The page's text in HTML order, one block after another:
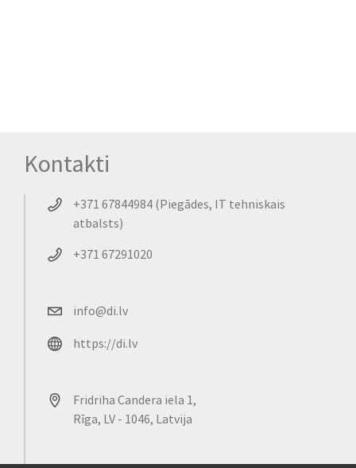
Kontakti
+371 67844984 (Piegādes, IT tehniskais
atbalsts)
+371 67291020
info@di.lv
https://di.lv
Fridriha Candera iela 1,
Rīga, LV - 1046, Latvija